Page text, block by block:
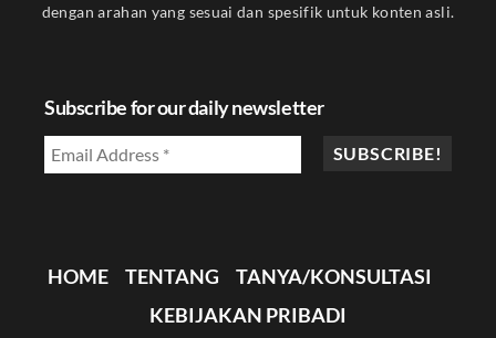
dengan arahan yang sesuai dan spesifik untuk konten asli.
Subscribe for our daily newsletter
HOME TENTANG
TANYA/KONSULTASI
KEBIJAKAN PRIBADI